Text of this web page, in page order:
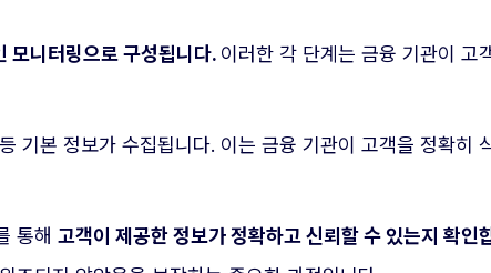
모니터링으로 구성됩니다. 이러한 각 단계는 금융 기관이 고
기본 정보가 수집됩니다. 이는 금융 기관이 고객을 정확히
통해 고객이 제공한 정보가 정확하고 신뢰할 수 있는지 확인